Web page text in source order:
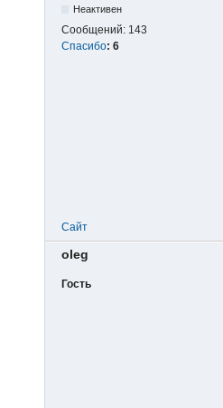
Неактивен
Сообщений: 143
Спасибо: 6
Сайт
oleg
Гость